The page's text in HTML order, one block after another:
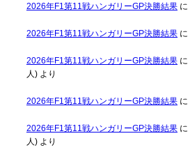
2026年F1第11戦ハンガリーGP決勝結果に
2026年F1第11戦ハンガリーGP決勝結果に
2026年F1第11戦ハンガリーGP決勝結果に
人)より
2026年F1第11戦ハンガリーGP決勝結果に
2026年F1第11戦ハンガリーGP決勝結果に
人)より